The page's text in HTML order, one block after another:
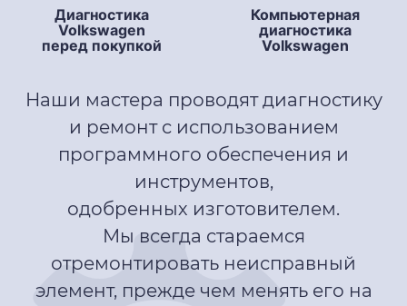
Диагностика
Volkswagen
перед покупкой
Компьютерная
диагностика
Volkswagen
Наши мастера проводят диагностику
и ремонт с использованием
программного обеспечения и
инструментов,
одобренных изготовителем.
Мы всегда стараемся
отремонтировать неисправный
элемент, прежде чем менять его на